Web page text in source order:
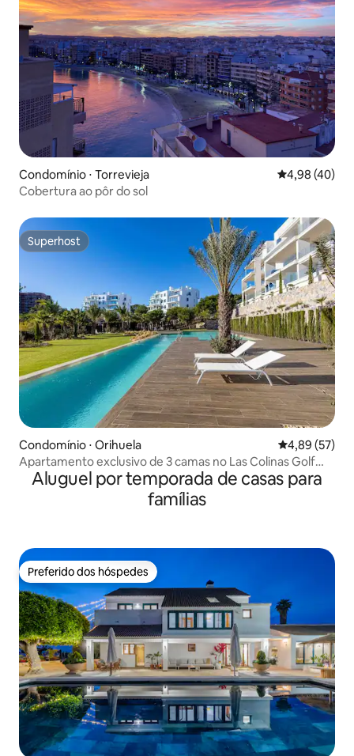
Condomínio ⋅ Torrevieja 4,98 de uma
4,98 (40)
Cobertura ao pôr do sol
Superhost
Superhost
Condomínio ⋅ Orihuela 4,89 de uma
4,89 (57)
Apartamento exclusivo de 3 camas no Las Colinas Golf
Club
Aluguel por temporada de casas para
famílias
Preferido dos hóspedes
Preferido dos hóspedes